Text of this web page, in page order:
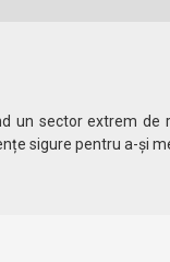
un sector extrem
sigure pentru a-și